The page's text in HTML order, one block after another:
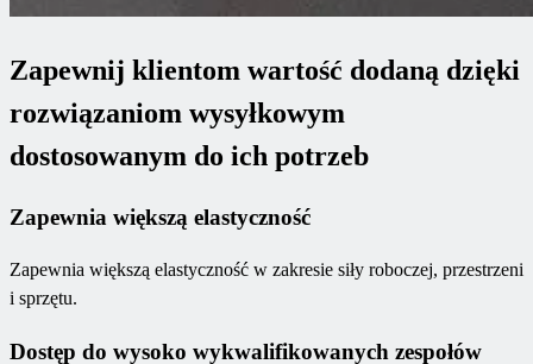
Zapewnij klientom wartość dodaną dzięki
rozwiązaniom wysyłkowym
dostosowanym do ich potrzeb
Zapewnia większą elastyczność
Zapewnia większą elastyczność w zakresie siły roboczej, przestrzeni
i sprzętu.
Dostęp do wysoko wykwalifikowanych zespołów